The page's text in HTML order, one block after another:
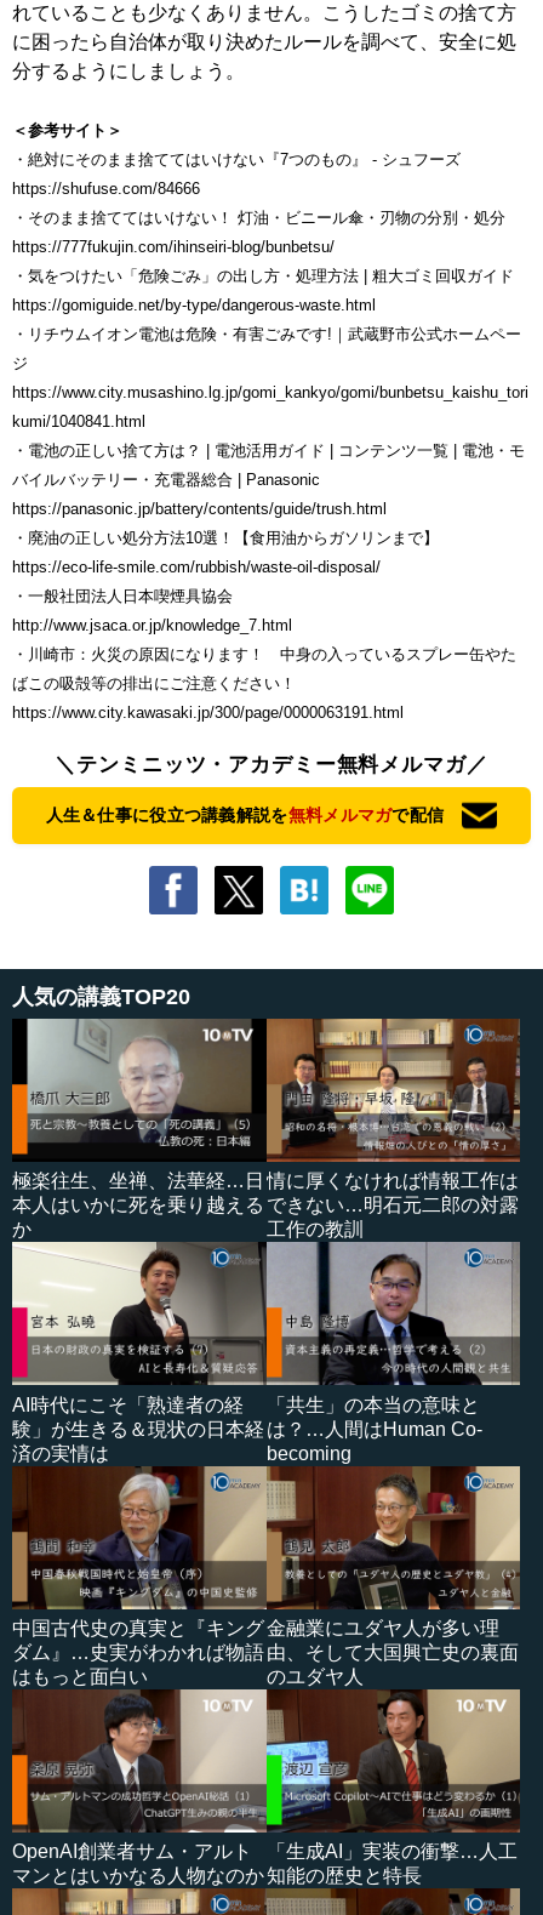
れていることも少なくありません。こうしたゴミの捨て方
に困ったら自治体が取り決めたルールを調べて、安全に処
分するようにしましょう。
＜参考サイト＞
・絶対にそのまま捨ててはいけない『7つのもの』 ‐ シュフーズ
https://shufuse.com/84666
・そのまま捨ててはいけない！ 灯油・ビニール傘・刃物の分別・処分
https://777fukujin.com/ihinseiri-blog/bunbetsu/
・気をつけたい「危険ごみ」の出し方・処理方法 | 粗大ゴミ回収ガイド
https://gomiguide.net/by-type/dangerous-waste.html
・リチウムイオン電池は危険・有害ごみです!｜武蔵野市公式ホームペー
ジ
https://www.city.musashino.lg.jp/gomi_kankyo/gomi/bunbetsu_kaishu_tori
kumi/1040841.html
・電池の正しい捨て方は？ | 電池活用ガイド | コンテンツ一覧 | 電池・モ
バイルバッテリー・充電器総合 | Panasonic
https://panasonic.jp/battery/contents/guide/trush.html
・廃油の正しい処分方法10選！【食用油からガソリンまで】
https://eco-life-smile.com/rubbish/waste-oil-disposal/
・一般社団法人日本喫煙具協会
http://www.jsaca.or.jp/knowledge_7.html
・川崎市：火災の原因になります！ 中身の入っているスプレー缶やた
ばこの吸殻等の排出にご注意ください！
https://www.city.kawasaki.jp/300/page/0000063191.html
＼テンミニッツ・アカデミー無料メルマガ／
人生＆仕事に役立つ講義解説を無料メルマガで配信
人気の講義TOP20
極楽往生、坐禅、法華経…日
本人はいかに死を乗り越える
か
情に厚くなければ情報工作は
できない…明石元二郎の対露
工作の教訓
AI時代にこそ「熟達者の経
験」が生きる＆現状の日本経
済の実情は
「共生」の本当の意味と
は？…人間はHuman Co-
becoming
中国古代史の真実と『キング
ダム』…史実がわかれば物語
はもっと面白い
金融業にユダヤ人が多い理
由、そして大国興亡史の裏面
のユダヤ人
OpenAI創業者サム・アルト
マンとはいかなる人物なのか
「生成AI」実装の衝撃…人工
知能の歴史と特長